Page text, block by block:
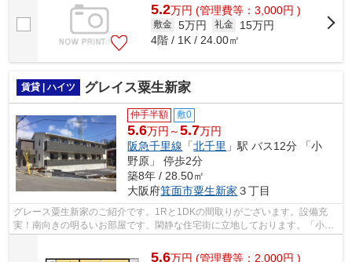
5.2万円 (管理費等：3,000円 )
敷金 5万円 礼金
15万円
4階 / 1K / 24.00㎡
賃貸 | ハイツ グレイス粟生新家
仲手半額 敷0
5.6万円～5.7万円
阪急千里線 「北千里 」駅 バス12分 「小
野原」 停歩2分
築8年 / 28.50㎡
大阪府箕面市粟生新家 ３丁目
グレース粟生新家のご紹介です。1Rと1DKの間取りがございます。設備充
実！南向きの明るいお部屋です、閑静な住宅街に立地しております。「小野
5.6万円 (管理費等：2,000円 )